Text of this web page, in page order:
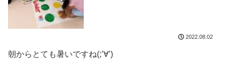
2022.08.02
朝からとても暑いですね(;’∀’)